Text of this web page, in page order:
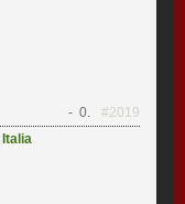
- 0.
#2019
Italia